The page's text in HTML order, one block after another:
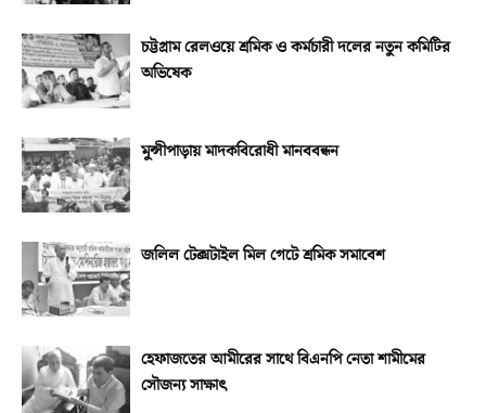
চট্টগ্রাম রেলওয়ে শ্রমিক ও কর্মচারী দলের নতুন কমিটির
অভিষেক
মুন্সীপাড়ায় মাদকবিরোধী মানববন্ধন
জলিল টেক্সটাইল মিল গেটে শ্রমিক সমাবেশ
হেফাজতের আমীরের সাথে বিএনপি নেতা শামীমের
সৌজন্য সাক্ষাৎ